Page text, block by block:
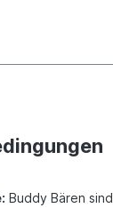
Buddy Bären sind